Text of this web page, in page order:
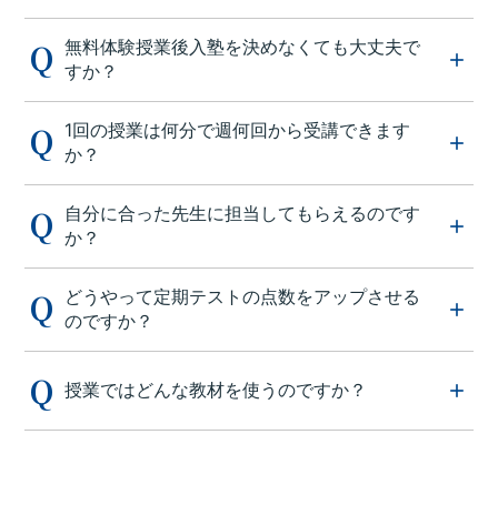
無料体験授業後入塾を決めなくても大丈夫で
すか？
1回の授業は何分で週何回から受講できます
か？
自分に合った先生に担当してもらえるのです
か？
どうやって定期テストの点数をアップさせる
のですか？
授業ではどんな教材を使うのですか？